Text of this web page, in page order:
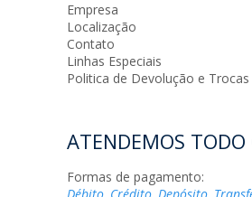
Empresa
Localização
Contato
Linhas Especiais
Politica de Devolução e Trocas
ATENDEMOS TODO
Formas de pagamento: